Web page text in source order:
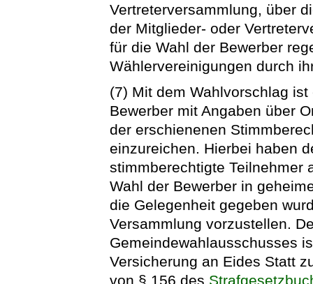
Vertreterversammlung, über
der Mitglieder- oder
für die Wahl der Bewerber
Wählervereinigungen durch
(7) Mit dem Wahlvorschlag
Bewerber mit Angaben über
der erschienenen
einzureichen. Hierbei haben
stimmberechtigte Teilnehmer
Wahl der Bewerber in
die Gelegenheit gegeben
Versammlung vorzustellen.
Gemeindewahlausschusses
Versicherung an Eides Statt
von § 156 des